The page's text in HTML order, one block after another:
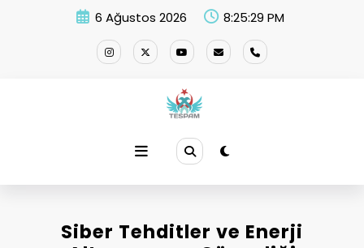
6 Ağustos 2026 8:25:30 PM
Siber Tehditler ve Enerji